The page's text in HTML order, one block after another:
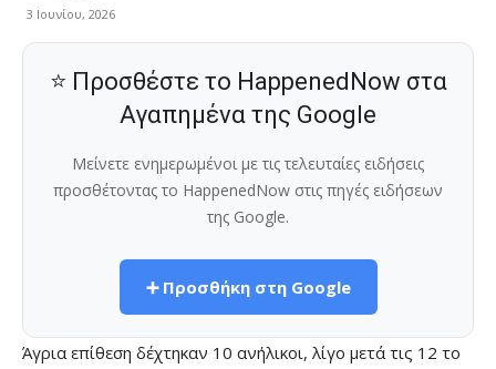
3 Ιουνίου, 2026
⭐ Προσθέστε το HappenedNow στα
Αγαπημένα της Google
Μείνετε ενημερωμένοι με τις τελευταίες ειδήσεις
προσθέτοντας το HappenedNow στις πηγές ειδήσεων
της Google.
➕ Προσθήκη στη Google
Άγρια επίθεση δέχτηκαν 10 ανήλικοι, λίγο μετά τις 12 το